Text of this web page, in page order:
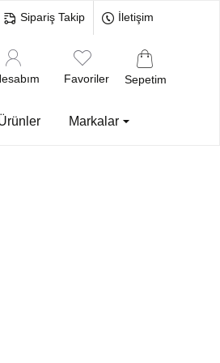
Sipariş Takip İletişim
Favoriler Sepetim
Markalar